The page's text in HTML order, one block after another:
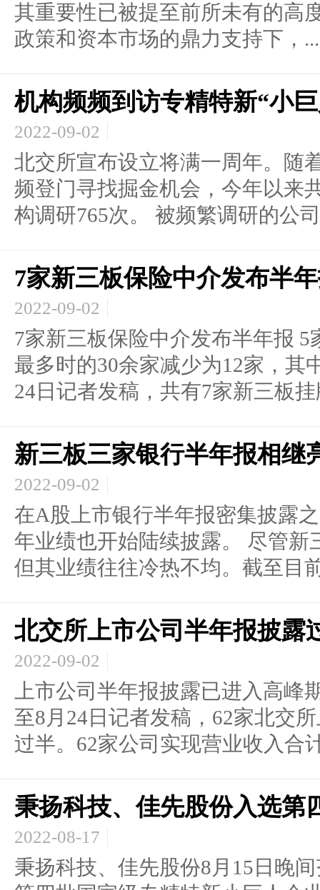
其重要性已被提至前所未有的高
政策和资本市场的鼎力支持下，...
机构频频到访专精特新“小
2022-09-02
北交所宣布设立将满一周年。随
频登门寻找掘金机会，今年以来
构调研765次。 被频繁调研的公
7家新三板保险中介发布半
2022-09-02
7家新三板保险中介发布半年报
最多时的30余家减少为12家，其
24日记者发稿，共有7家新三板挂
新三板三家银行半年报相继
2022-09-02
在A股上市银行半年报密集披露
年业绩也开始陆续披露。 尽管新
但其业绩往往冷热不均。截至目
北交所上市公司半年报披露
2022-09-02
上市公司半年报披露已进入高峰
至8月24日记者发稿，62家北交
过半。62家公司实现营业收入合
秉扬科技、佳先股份入选第
2022-08-17
秉扬科技、佳先股份8月15日晚